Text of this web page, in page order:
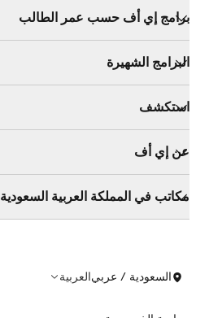
برامج إي أف حسب عمر الطالب
البرامج الشهيرة
استكشف
عن إي أف
مكاتب في المملكة العربية السعودية
السعودية / عربيالعربية